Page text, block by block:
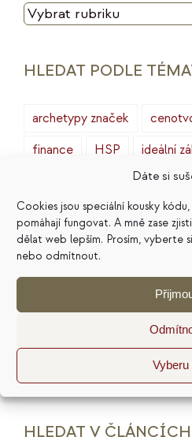
Dáte si
Cookies jsou speciální kousky
pomáhají fungovat. A mně zase
dělat web lepším. Prosím, vyberte
nebo odmítnout.
Vyberu
CO
HLEDAT PODLE
archetypy značek
finance
HSP ideální
konkurence
marketing
masterminding
minimalismus
plán
produktivita
psychologie
web
HLEDAT V ČLÁNCÍCH